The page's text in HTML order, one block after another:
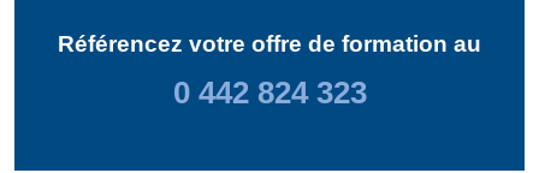
Référencez votre offre de formation au
0 442 824 323